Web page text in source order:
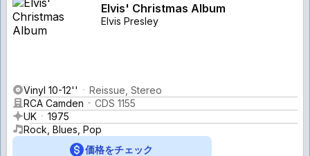
Elvis' Christmas Album
Elvis Presley
Vinyl 10-12''
Reissue, Stereo
RCA Camden
CDS 1155
UK
1975
Rock, Blues, Pop
価格をチェック